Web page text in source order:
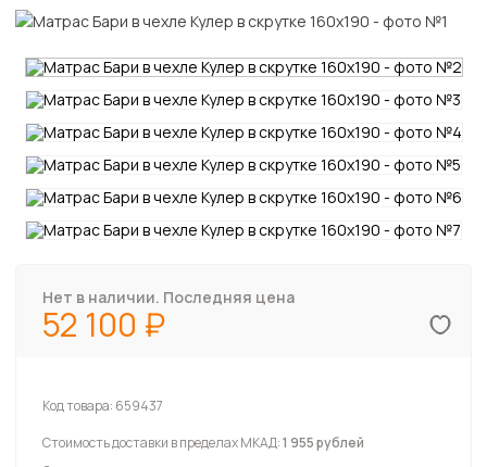
Нет в наличии. Последняя цена
52 100
Код товара: 659437
Стоимость доставки в пределах МКАД:1 955 рублей